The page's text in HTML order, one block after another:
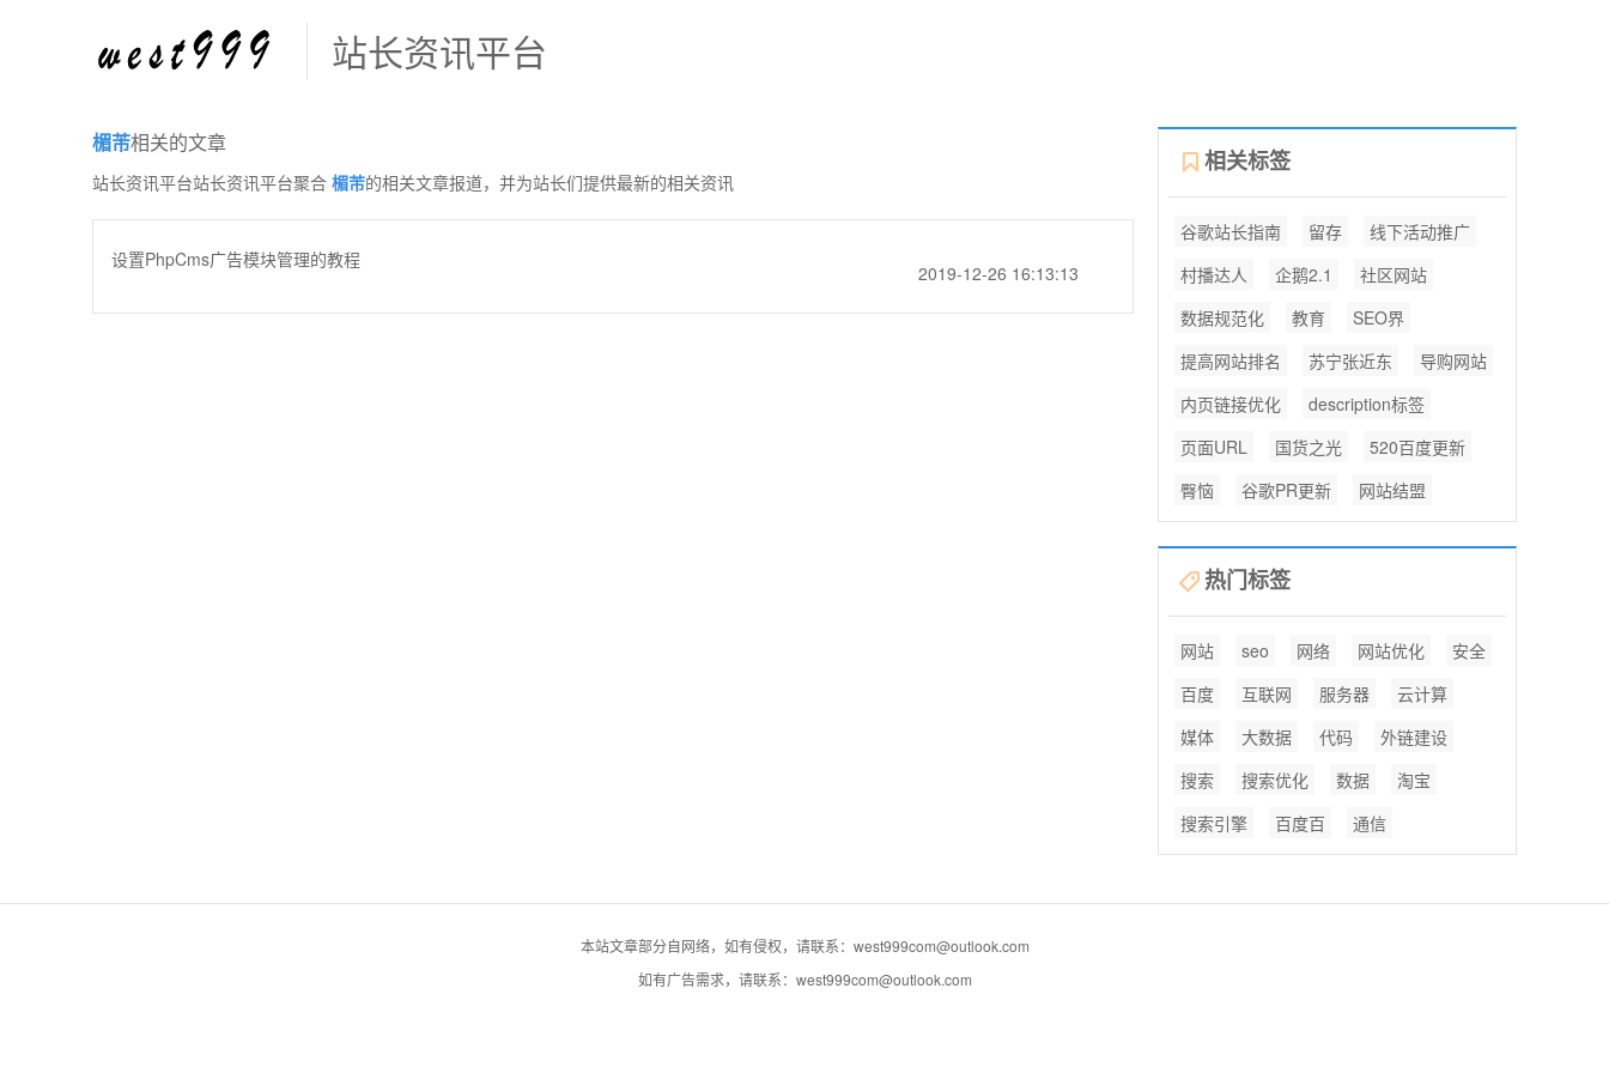
站长资讯平台
楣芾相关的文章
站长资讯平台站长资讯平台聚合 楣芾的相关文章报道，并为站长们提供最新的相关资讯
设置PhpCms广告模块管理的教程
2019-12-26 16:13:13
相关标签
谷歌站长指南 留存
线下活动推广
村播达人
企鹅2.1
社区网站
数据规范化
教育
SEO界
提高网站排名
苏宁张近东
导购网站
内页链接优化
description标签
页面URL
国货之光
520百度更新
臀恼
谷歌PR更新 网站结盟
热门标签
网站 seo 网络 网站优化
安全
百度
互联网 服务器
云计算
媒体
大数据 代码
外链建设
搜索
搜索优化 数据
淘宝
搜索引擎
百度百 通信
本站文章部分自网络，如有侵权，请联系：west999com@outlook.com
如有广告需求，请联系：west999com@outlook.com